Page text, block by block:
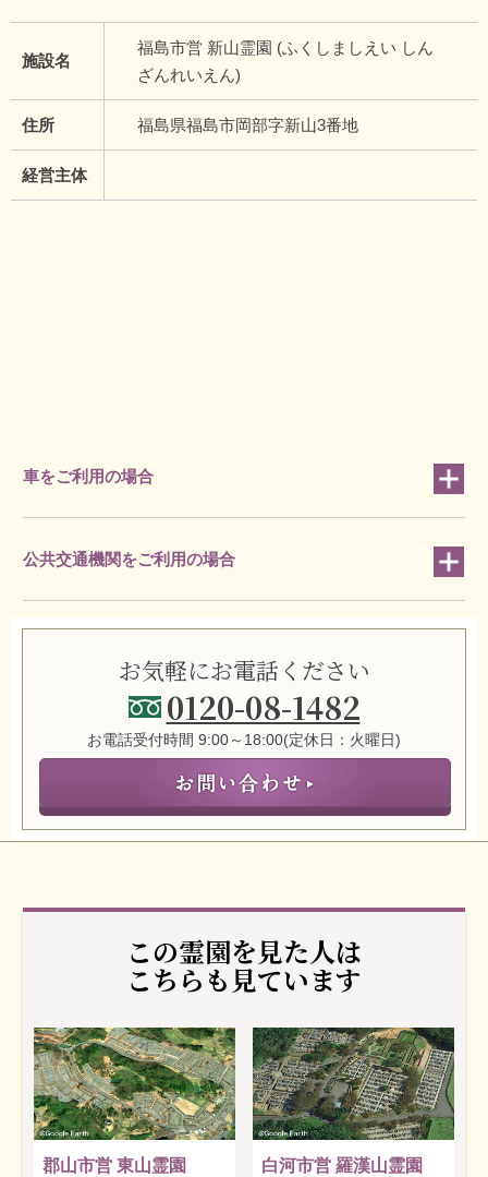
施設名
福島市営 新山霊園 (ふくしましえい しん
ざんれいえん)
住所 福島県福島市岡部字新山3番地
経営主体
車をご利用の場合
公共交通機関をご利用の場合
お気軽にお電話ください
0120-08-1482
お電話受付時間 9:00～18:00(定休日：火曜日)
この霊園を見た人は
こちらも見ています
郡山市営 東山霊園 白河市営 羅漢山霊園